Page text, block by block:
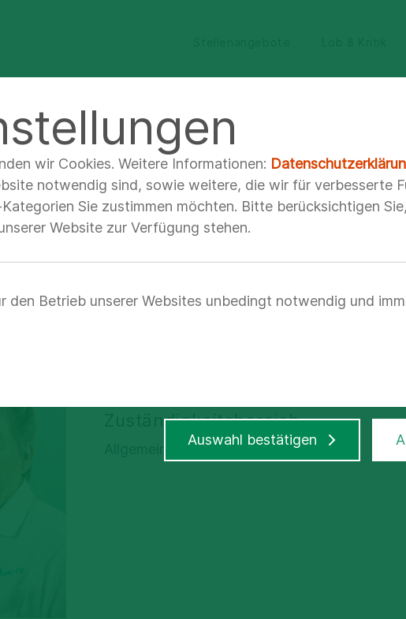
Qualität &
Sicherheit
Verantwortung
Wellmann
Zuständigkeitsbereich
Allgemein- & Viszeralchirurgie
wir Cookies. Weitere Informationen:
notwendig sind, sowie weitere, die wir für verbesserte
Sie zustimmen möchten. Bitte berücksichtigen
Website zur Verfügung stehen.
den Betrieb unserer Websites unbedingt notwendig und
Auswahl bestätigen